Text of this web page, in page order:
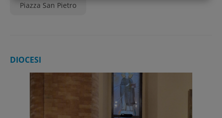
Piazza San Pietro
DIOCESI